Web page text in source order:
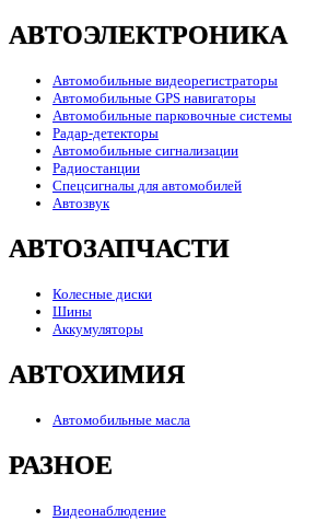
АВТОЭЛЕКТРОНИКА
Автомобильные видеорегистраторы
Автомобильные GPS навигаторы
Автомобильные парковочные системы
Радар-детекторы
Автомобильные сигнализации
Радиостанции
Спецсигналы для автомобилей
Автозвук
АВТОЗАПЧАСТИ
Колесные диски
Шины
Аккумуляторы
АВТОХИМИЯ
Автомобильные масла
РАЗНОЕ
Видеонаблюдение